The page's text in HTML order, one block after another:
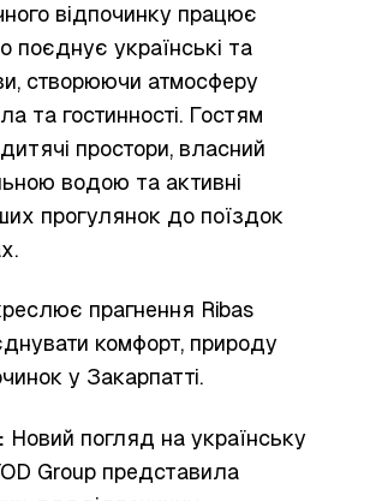
відпочинку працює
поєднує українські та
створюючи атмосферу
та гостинності. Гостям
простори, власний
водою та активні
прогулянок до поїздок
прагнення Ribas
комфорт, природу
у Закарпатті.
Новий погляд на українську
Group представила